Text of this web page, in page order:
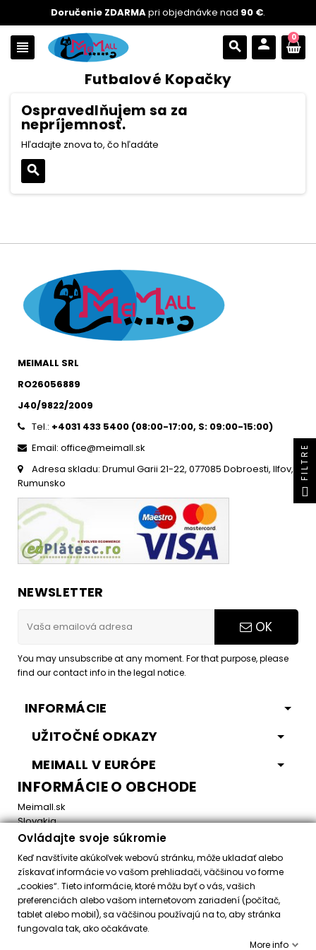
Doručenie ZDARMApri objednávke nad 90 €.
view_headline search person 0
Futbalové Kopačky
Ospravedlňujem sa za
nepríjemnosť.
Hľadajte znova to, čo hľadáte
search
MEIMALL SRL
RO26056889
J40/9822/2009
Tel.: +4031 433 5400 (08:00-17:00, S: 09:00-15:00)
Email: office@meimall.sk
Adresa skladu: Drumul Garii 21-22, 077085 Dobroesti, Ilfov,
Rumunsko
NEWSLETTER
OK
You may unsubscribe at any moment. For that purpose, please
find our contact info in the legal notice.
INFORMÁCIE
UŽITOČNÉ ODKAZY
MEIMALL V EURÓPE
INFORMÁCIE O OBCHODE
Meimall.sk
Slovakia
Email:office@meimall.sk
Control your Privacy
Všetky práva vyhradené ©
Ovládajte svoje súkromie
Keď navštívite akúkoľvek webovú stránku, môže ukladať alebo
získavať informácie vo vašom prehliadači, väčšinou vo forme
„cookies“. Tieto informácie, ktoré môžu byť o vás, vašich
preferenciách alebo vašom internetovom zariadení (počítač,
tablet alebo mobil), sa väčšinou používajú na to, aby stránka
fungovala tak, ako očakávate.
More info
FILTRE